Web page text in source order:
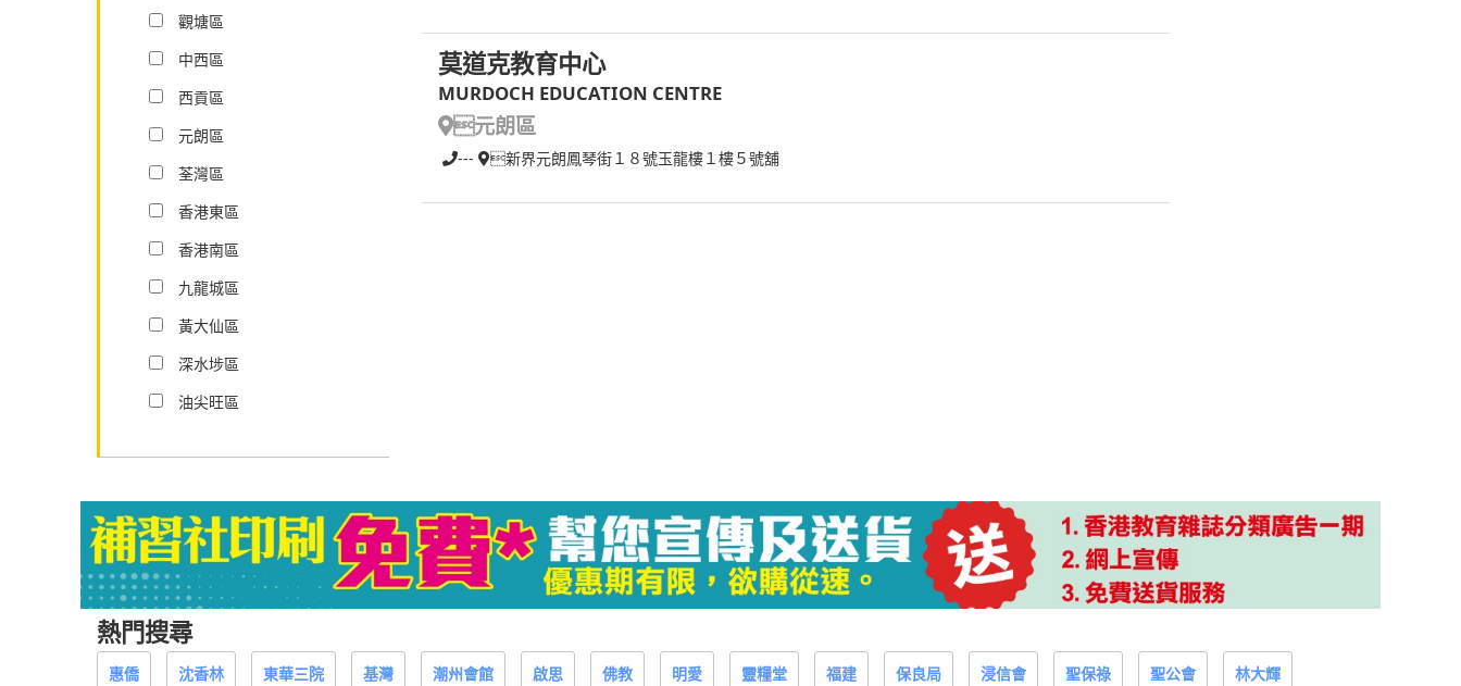
莫道克教育中心
MURDOCH EDUCATION CENTRE
元朗區
--- 新界元朗鳳琴街１８號玉龍樓１樓５號舖
觀塘區
中西區
西貢區
元朗區
荃灣區
香港東區
香港南區
九龍城區
黃大仙區
深水埗區
油尖旺區
熱門搜尋
惠僑 沈香林 東華三院 基灣 潮州會館 啟思 佛教 明愛 靈糧堂 福建 保良局 浸信會 聖保祿 聖公會 林大輝